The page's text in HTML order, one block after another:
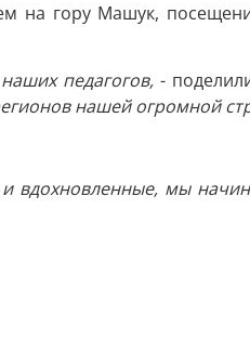
на гору Машук,
педагогов,-
нашей огромной
вдохновленные, мы